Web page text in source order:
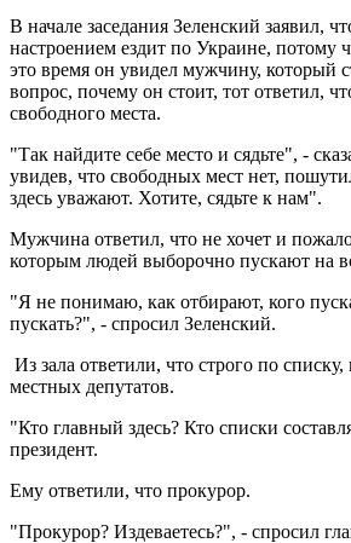
В начале заседания Зеленский заявил,
настроением ездит по Украине, потому
это время он увидел мужчину, который
вопрос, почему он стоит, тот ответил,
свободного места.
"Так найдите себе место и сядьте", -
увидев, что свободных мест нет,
здесь уважают. Хотите, сядьте к нам".
Мужчина ответил, что не хочет и
которым людей выборочно пускают на
"Я не понимаю, как отбирают, кого
пускать?", - спросил Зеленский.
Из зала ответили, что строго по
местных депутатов.
"Кто главный здесь? Кто списки
президент.
Ему ответили, что прокурор.
"Прокурор? Издеваетесь?", - спросил